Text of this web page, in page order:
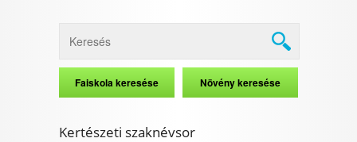
Data Deletion Privacy Policy
Kertészeti szaknévsor